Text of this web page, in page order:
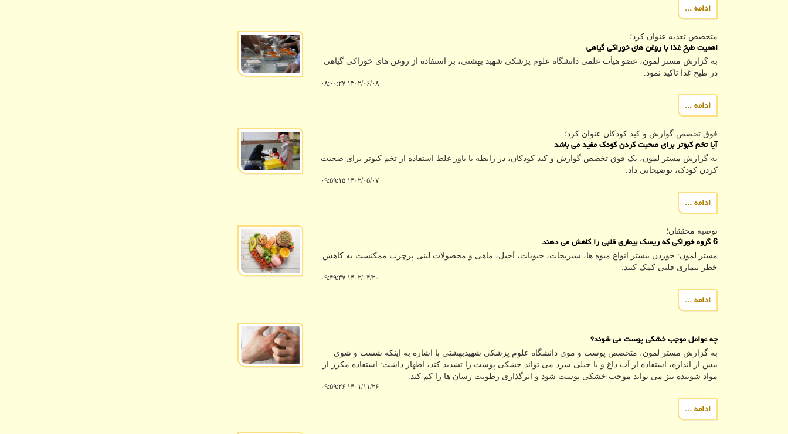
ادامه ...
متخصص تغذیه عنوان كرد؛
اهمیت طبخ غذا با روغن های خوراکی گیاهی
به گزارش مستر لمون، عضو هیأت علمی دانشگاه علوم پزشکی شهید بهشتی، بر استفاده از روغن های خوراکی گیاهی
در طبخ غذا تاکید نمود.
۱۴۰۲/۰۶/۰۸ ۰۸:۰۰:۲۷
ادامه ...
فوق تخصص گوارش و كبد كودكان عنوان كرد؛
آیا تخم کبوتر برای صحبت کردن کودک مفید می باشد
به گزارش مستر لمون، یک فوق تخصص گوارش و کبد کودکان، در رابطه با باور غلط استفاده از تخم کبوتر برای صحبت
کردن کودک، توضیحاتی داد.
۱۴۰۲/۰۵/۰۷ ۰۹:۵۹:۱۵
ادامه ...
توصیه محققان؛
6 گروه خوراکی که ریسک بیماری قلبی را کاهش می دهند
مستر لمون: خوردن بیشتر انواع میوه ها، سبزیجات، حبوبات، آجیل، ماهی و محصولات لبنی پرچرب ممکنست به کاهش
خطر بیماری قلبی کمک کنند.
۱۴۰۲/۰۴/۲۰ ۰۹:۴۹:۳۷
ادامه ...
چه عوامل موجب خشکی پوست می شوند؟
به گزارش مستر لمون، متخصص پوست و موی دانشگاه علوم پزشکی شهیدبهشتی با اشاره به اینکه شست و شوی
بیش از اندازه، استفاده از آب داغ و یا خیلی سرد می تواند خشکی پوست را تشدید کند، اظهار داشت: استفاده مکرر از
مواد شوینده نیز می تواند موجب خشکی پوست شود و اثرگذاری رطوبت رسان ها را کم کند.
۱۴۰۱/۱۱/۲۶ ۰۹:۵۹:۲۶
ادامه ...